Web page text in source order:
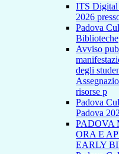
ITS Digital
2026
Padova
Biblioteche
Avviso
degli
risorse p
Padova
Padova
PADOVA
ORA E
EARLY